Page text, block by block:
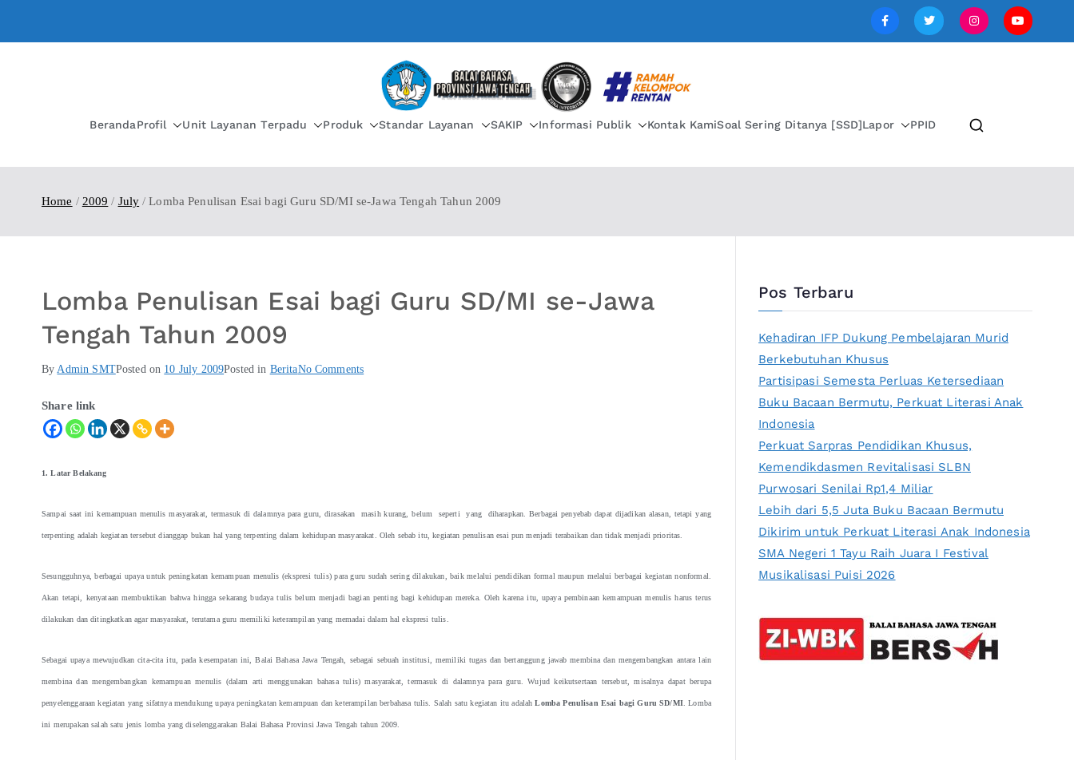
BALAI BAHASA PROVINSI JAWA TENGAH
BerandaProfil Unit Layanan Terpadu Produk Standar Layanan SAKIP Informasi Publik Kontak KamiSoal Sering Ditanya [SSD]Lapor PPID
Home 2009 July Lomba Penulisan Esai bagi Guru SD/MI se-Jawa Tengah Tahun 2009
Lomba Penulisan Esai bagi Guru SD/MI se-Jawa
Tengah Tahun 2009
ByAdmin SMTPosted on 10 July 2009Posted in BeritaNo Comments
Share link
1. Latar Belakang
Sampai saat ini kemampuan menulis masyarakat, termasuk di dalamnya para guru, dirasakan masih kurang, belum seperti yang diharapkan. Berbagai penyebab dapat dijadikan alasan, tetapi yang
terpenting adalah kegiatan tersebut dianggap bukan hal yang terpenting dalam kehidupan masyarakat. Oleh sebab itu, kegiatan penulisan esai pun menjadi terabaikan dan tidak menjadi prioritas.
Sesungguhnya, berbagai upaya untuk peningkatan kemampuan menulis (ekspresi tulis) para guru sudah sering dilakukan, baik melalui pendidikan formal maupun melalui berbagai kegiatan nonformal.
Akan tetapi, kenyataan membuktikan bahwa hingga sekarang budaya tulis belum menjadi bagian penting bagi kehidupan mereka. Oleh karena itu, upaya pembinaan kemampuan menulis harus terus
dilakukan dan ditingkatkan agar masyarakat, terutama guru memiliki keterampilan yang memadai dalam hal ekspresi tulis.
Sebagai upaya mewujudkan cita-cita itu, pada kesempatan ini, Balai Bahasa Jawa Tengah, sebagai sebuah institusi, memiliki tugas dan bertanggung jawab membina dan mengembangkan antara lain
membina dan mengembangkan kemampuan menulis (dalam arti menggunakan bahasa tulis) masyarakat, termasuk di dalamnya para guru. Wujud keikutsertaan tersebut, misalnya dapat berupa
penyelenggaraan kegiatan yang sifatnya mendukung upaya peningkatan kemampuan dan keterampilan berbahasa tulis. Salah satu kegiatan itu adalahLomba Penulisan Esai bagi Guru SD/MI. Lomba
ini merupakan salah satu jenis lomba yang diselenggarakan Balai Bahasa Provinsi Jawa Tengah tahun 2009.
Pos Terbaru
Kehadiran IFP Dukung Pembelajaran Murid
Berkebutuhan Khusus
Partisipasi Semesta Perluas Ketersediaan
Buku Bacaan Bermutu, Perkuat Literasi Anak
Indonesia
Perkuat Sarpras Pendidikan Khusus,
Kemendikdasmen Revitalisasi SLBN
Purwosari Senilai Rp1,4 Miliar
Lebih dari 5,5 Juta Buku Bacaan Bermutu
Dikirim untuk Perkuat Literasi Anak Indonesia
SMA Negeri 1 Tayu Raih Juara I Festival
Musikalisasi Puisi 2026